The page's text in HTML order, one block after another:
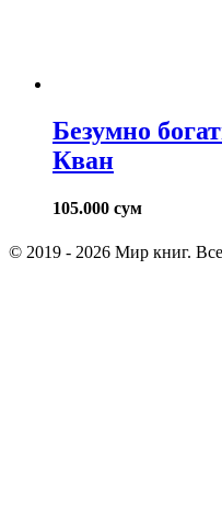
Безумно
Кван
105.000 сум
© 2019 - 2026 Мир книг.